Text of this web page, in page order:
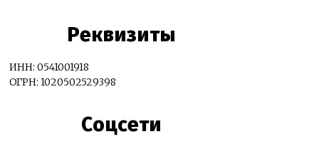
Реквизиты
ИНН: 0541001918
ОГРН: 1020502529398
Соцсети